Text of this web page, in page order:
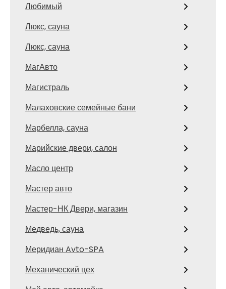
Любимый
Люкс, сауна
Люкс, сауна
МагАвто
Магистраль
Малаховские семейные бани
Марбелла, сауна
Марийские двери, салон
Масло центр
Мастер авто
Мастер-НК Двери, магазин
Медведь, сауна
Меридиан Avto-SPA
Механический цех